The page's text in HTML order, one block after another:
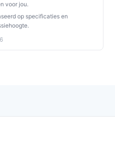
voor jou.
op specificaties en